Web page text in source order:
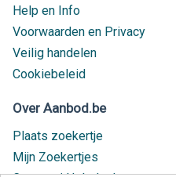
Help en Info
Voorwaarden en Privacy
Veilig handelen
Cookiebeleid
Over Aanbod.be
Plaats zoekertje
Mijn Zoekertjes